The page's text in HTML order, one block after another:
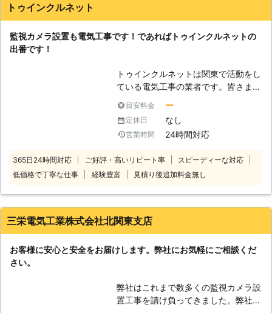
いただけます。 株式会社キャトルプ
ランはお客様がご満足いただけるよう
会社キャトルプランの防犯カメラ設置
で、万引きが止まり安心してお店を経
営できる環境を手に入れてみません
か。
に設置する防犯カメラの提案です。弊
提案しています。 見せる設置という
のはあえて玄関先などの見えやすい場
所にカメラを設置することで、空き巣
犯に気付かれるようにいたします。カ
メラの存在に気付いた空き巣犯は、証
拠が残る恐怖から立ち去るのです。
見せない設置というのは、空き巣犯に
見えないような位置や角度に防犯カメ
ラを設置する方法です。計画的ないた
ずら/不法投棄/ペット被害などの直接
的な被害の犯人と特定することに向い
ています。 弊社は主に、この二つの
その他にも、防犯カメラの種類・価格
などご不明な点がございましたら、お
心の事前見積り！お客様に納得いただ
いてから作業に入ります お客様には
こういった、不安を抱えている人はい
トゥインクルネット
監視カメラ設置も電気工事です！であればトゥインクルネットの
出番です！
トゥインクルネットは関東で活動をし
ている電気工事の業者です。皆さまの
ゥインクルネットにおまかせくださ
い。電気工事の確かな知識、技術を有
している私たちだからこそ対応可能な
必要になりましたら、ぜひお呼びくだ
さい。電気工事に慣れている私たちの
中】 一般住宅にも監視カメラを設置
することができるとご存知でしたでし
ら、設置を考えてみてはいかがでしょ
で、考えてみる価値はあるのではない
でしょうか。また住宅以外にもゴミ捨
目安料金 ー
定休日 なし
営業時間 24時間対応
365日24時間対応 ご好評・高いリピート率
スピーディーな対応
低価格で丁寧な仕事
経験豊富 見積り後追加料金無し
三栄電気工業株式会社北関東支店
お客様に安心と安全をお届けします。弊社にお気軽にご相談くだ
さい。
弊社はこれまで数多くの監視カメラ設
置工事を請け負ってきました。弊社の